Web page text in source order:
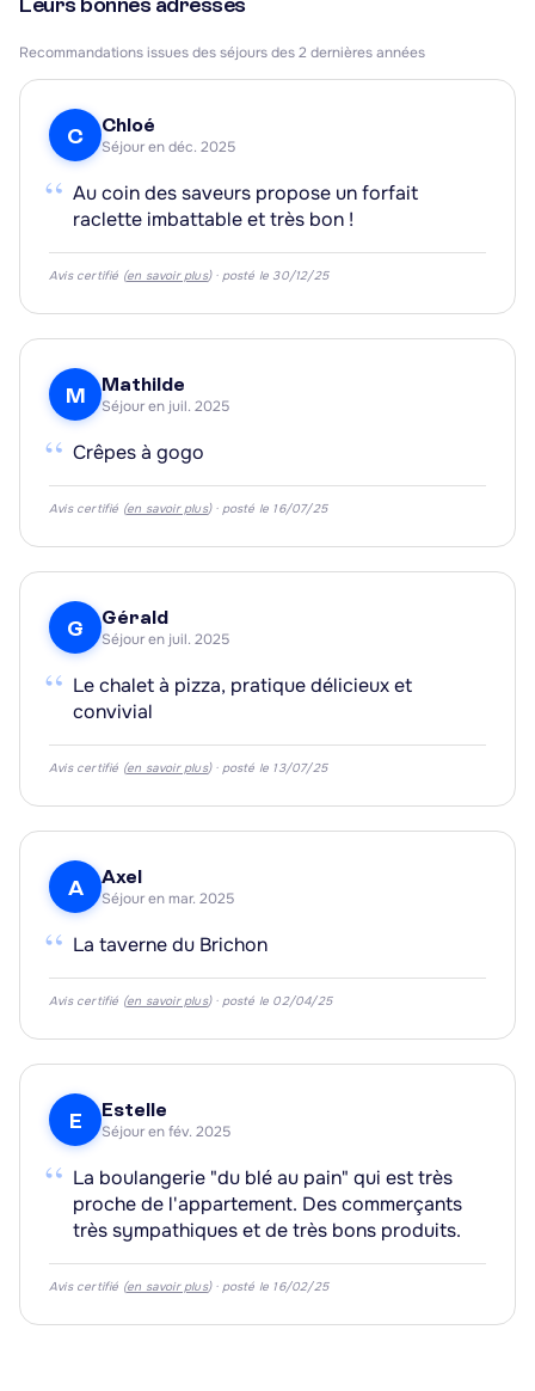
Recommandations issues des séjours des 2 dernières années
C Chloé
Séjour en déc. 2025
“ Au coin des saveurs propose un forfait
raclette imbattable et très bon !
Avis certifié (en savoir plus) · posté le 30/12/25
M Mathilde
Séjour en juil. 2025
“ Crêpes à gogo
Avis certifié (en savoir plus) · posté le 16/07/25
G Gérald
Séjour en juil. 2025
“ Le chalet à pizza, pratique délicieux et
convivial
Avis certifié (en savoir plus) · posté le 13/07/25
A Axel
Séjour en mar. 2025
“ La taverne du Brichon
Avis certifié (en savoir plus) · posté le 02/04/25
E Estelle
Séjour en fév. 2025
“ La boulangerie "du blé au pain" qui est très
proche de l'appartement. Des commerçants
très sympathiques et de très bons produits.
Avis certifié (en savoir plus) · posté le 16/02/25